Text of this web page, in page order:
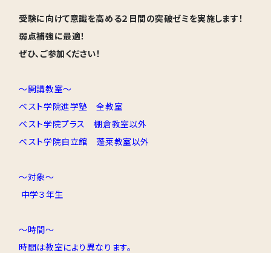
受験に向けて意識を高める２日間の突破ゼミを実施します！
弱点補強に最適！
ぜひ、ご参加ください！
～開講教室～
ベスト学院進学塾 全教室
ベスト学院プラス 棚倉教室以外
ベスト学院自立館 蓬莱教室以外
～対象～
中学３年生
～時間～
時間は教室により異なります。